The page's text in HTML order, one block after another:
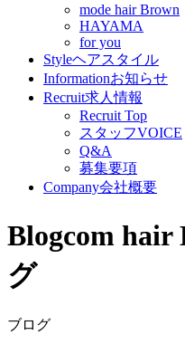
mode hair Brown
HAYAMA
for you
Styleヘアスタイル
Informationお知らせ
Recruit求人情報
Recruit Top
スタッフVOICE
Q&A
募集要項
Company会社概要
Blogcom hair
グ
ブログ